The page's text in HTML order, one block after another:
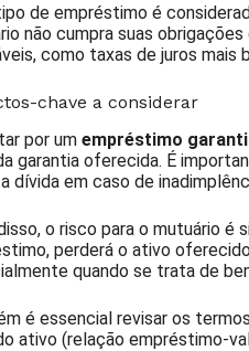
de empréstimo é
não cumpra suas
como taxas de juros mais
chave a considerar
por umempréstimo
garantia oferecida. É
dívida em caso de
o risco para o mutuário é
perderá o ativo
quando se trata de
é essencial revisar os
ativo (relação empréstimo-